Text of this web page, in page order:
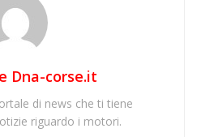
Dna-corse.it
di news che ti tiene
riguardo i motori.